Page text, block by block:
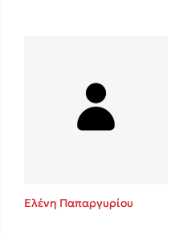
Δημοφιλείς Συγγραφείς
Φυστίκι ΠουΚυλάει
Sebastian Fitzek
Ελένη Παπαργυρίου